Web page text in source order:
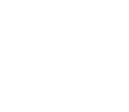
aus bis zu 4
ohne